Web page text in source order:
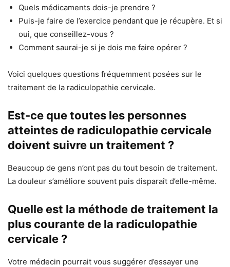
Quels médicaments dois-je prendre ?
Puis-je faire de l’exercice pendant que je récupère. Et si
oui, que conseillez-vous ?
Comment saurai-je si je dois me faire opérer ?
Voici quelques questions fréquemment posées sur le
traitement de la radiculopathie cervicale.
Est-ce que toutes les personnes
atteintes de radiculopathie cervicale
doivent suivre un traitement ?
Beaucoup de gens n’ont pas du tout besoin de traitement.
La douleur s’améliore souvent puis disparaît d’elle-même.
Quelle est la méthode de traitement la
plus courante de la radiculopathie
cervicale ?
Votre médecin pourrait vous suggérer d’essayer une